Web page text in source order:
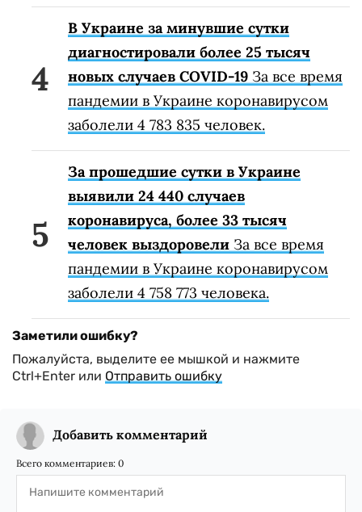
В Украине за минувшие сутки
диагностировали более 25 тысяч
новых случаев COVID-19 За все время
пандемии в Украине коронавирусом
заболели 4 783 835 человек.
За прошедшие сутки в Украине
выявили 24 440 случаев
коронавируса, более 33 тысяч
человек выздоровели За все время
пандемии в Украине коронавирусом
заболели 4 758 773 человека.
Заметили ошибку?
Пожалуйста, выделите ее мышкой и нажмите
Ctrl+Enter или Отправить ошибку
Добавить комментарий
Всего комментариев: 0